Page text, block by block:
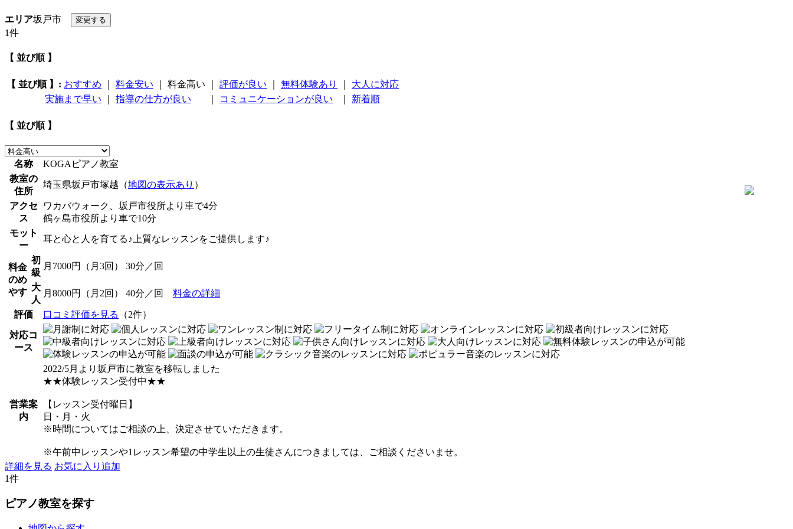
エリア坂戸市
1件
【 並び順 】
【 並び順 】: おすすめ 料金安い 料金高い 評価が良い 無料体験あり
大人に対応
実施まで早い
指導の仕方が良い コミュニケーションが良い 新着順
【 並び順 】
名称
KOGAピアノ教室
教室の
住所
埼玉県坂戸市塚越（地図の表示あり ）
アクセ
ス
ワカバウォーク、坂戸市役所より車で4分
鶴ヶ島市役所より車で10分
モット
ー
耳と心と人を育てる♪上質なレッスンをご提供します♪
料金
のめ
やす
初
級
月7000円（月3回） 30分／回
大
人
月8000円（月2回） 40分／回 料金の詳細
評価 口コミ評価を見る （2件）
対応コ
ース
営業案
内
2022/5月より坂戸市に教室を移転しました
★★体験レッスン受付中★★
【レッスン受付曜日】
日・月・火
※時間についてはご相談の上、決定させていただきます。
※午前中レッスンや1レッスン希望の中学生以上の生徒さんにつきましては、ご相談くださいませ。
詳細を見る お気に入り追加
1件
ピアノ教室を探す